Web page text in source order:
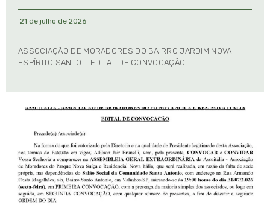
21 de julho de 2026
ASSOCIAÇÃO DE MORADORES DO BAIRRO JARDIM NOVA
ESPÍRITO SANTO – EDITAL DE CONVOCAÇÃO